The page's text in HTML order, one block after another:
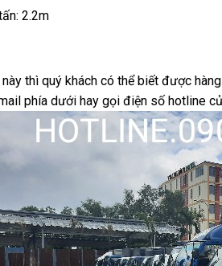
2.2m
thì quý khách có thể biết được
phía dưới hay gọi điện số hotline